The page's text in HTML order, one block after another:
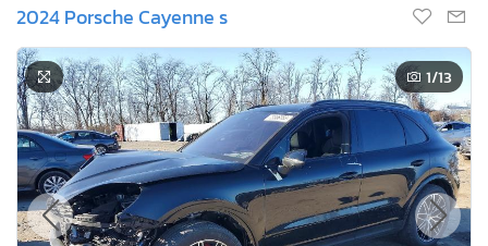
2024 Porsche Cayenne s
1/13